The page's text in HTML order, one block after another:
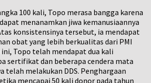
100 kali, Topo merasa bangga karena
menanamkan jiwa kemanusiaannya
konsistensinya tersebut, ia mendapat
obat yang lebih berkualitas dari PMI
Topo telah mendapat dua kali
sertifikat dan beberapa cendera mata
telah melakukan DDS. Penghargaan
mencapai 50 kali donor pada tahun